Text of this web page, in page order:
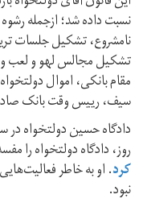
نسبت داده شد؛ ازجمله
نامشروع، تشکیل جلسات
تشکیل مجالس لهو و لعب
مقام بانکی، اموال
سیف، رییس وقت بانک
دادگاه حسین دولتخواه در سال ۱۳۷۶ در
روز، دادگاه دولتخواه را
کرد. او به خاطر
نبود.